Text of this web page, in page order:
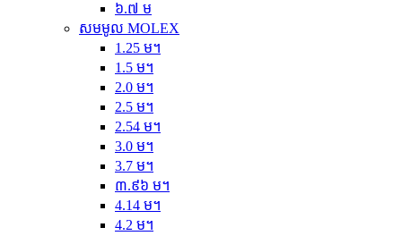
៦.៧ ម
សមមូល MOLEX
1.25 ម។
1.5 ម។
2.0 ម។
2.5 ម។
2.54 ម។
3.0 ម។
3.7 ម។
៣.៩៦ ម។
4.14 ម។
4.2 ម។